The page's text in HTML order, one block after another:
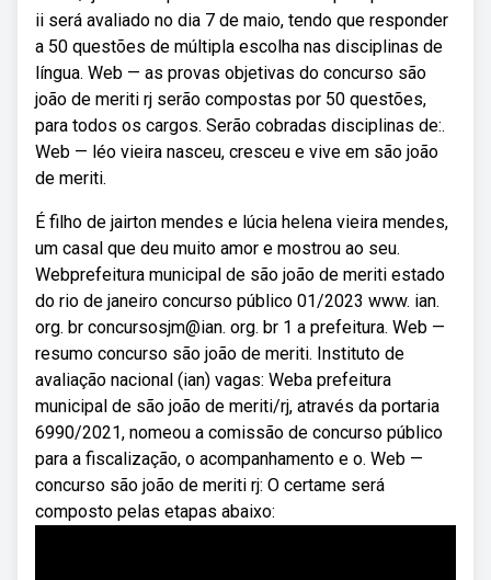
ii será avaliado no dia 7 de maio, tendo que responder
a 50 questões de múltipla escolha nas disciplinas de
língua. Web — as provas objetivas do concurso são
joão de meriti rj serão compostas por 50 questões,
para todos os cargos. Serão cobradas disciplinas de:.
Web — léo vieira nasceu, cresceu e vive em são joão
de meriti.
É filho de jairton mendes e lúcia helena vieira mendes,
um casal que deu muito amor e mostrou ao seu.
Webprefeitura municipal de são joão de meriti estado
do rio de janeiro concurso público 01/2023 www. ian.
org. br concursosjm@ian. org. br 1 a prefeitura. Web —
resumo concurso são joão de meriti. Instituto de
avaliação nacional (ian) vagas: Weba prefeitura
municipal de são joão de meriti/rj, através da portaria
6990/2021, nomeou a comissão de concurso público
para a fiscalização, o acompanhamento e o. Web —
concurso são joão de meriti rj: O certame será
composto pelas etapas abaixo: